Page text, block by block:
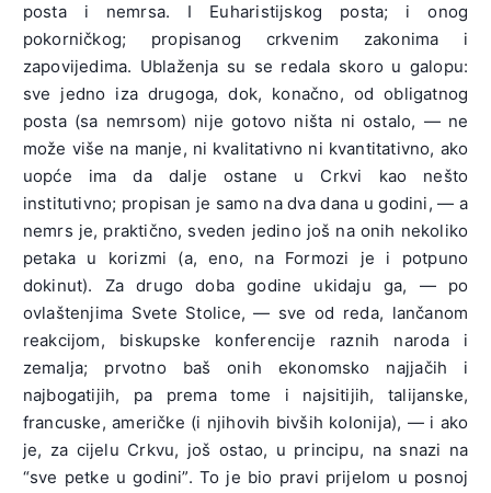
posta i nemrsa. I Euharistijskog posta; i onog
pokorničkog; propisanog crkvenim zakonima i
zapovijedima. Ublaženja su se redala skoro u galopu:
sve jedno iza drugoga, dok, konačno, od obligatnog
posta (sa nemrsom) nije gotovo ništa ni ostalo, — ne
može više na manje, ni kvalitativno ni kvantitativno, ako
uopće ima da dalje ostane u Crkvi kao nešto
institutivno; propisan je samo na dva dana u godini, — a
nemrs je, praktično, sveden jedino još na onih nekoliko
petaka u korizmi (a, eno, na Formozi je i potpuno
dokinut). Za drugo doba godine ukidaju ga, — po
ovlaštenjima Svete Stolice, — sve od reda, lančanom
reakcijom, biskupske konferencije raznih naroda i
zemalja; prvotno baš onih ekonomsko najjačih i
najbogatijih, pa prema tome i najsitijih, talijanske,
francuske, američke (i njihovih bivših kolonija), — i ako
je, za cijelu Crkvu, još ostao, u principu, na snazi na
“sve petke u godini”. To je bio pravi prijelom u posnoj